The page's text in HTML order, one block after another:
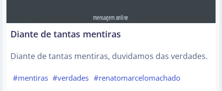
Diante de tantas mentiras
Diante de tantas mentiras, duvidamos das verdades.
#mentiras #verdades #renatomarcelomachado